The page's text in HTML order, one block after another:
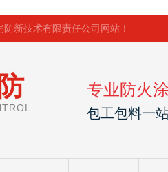
新技术有限责任公司网站！
专业防火
包工包料一